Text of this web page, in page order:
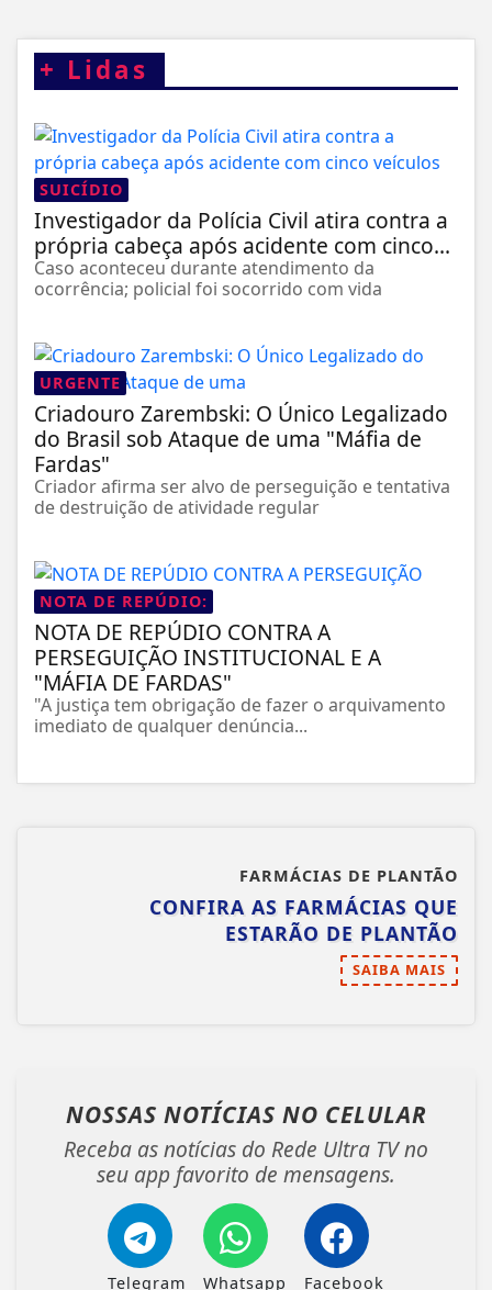
+ Lidas
SUICÍDIO
Investigador da Polícia Civil atira contra a
própria cabeça após acidente com cinco...
Caso aconteceu durante atendimento da
ocorrência; policial foi socorrido com vida
URGENTE
Criadouro Zarembski: O Único Legalizado
do Brasil sob Ataque de uma "Máfia de
Fardas"
Criador afirma ser alvo de perseguição e tentativa
de destruição de atividade regular
NOTA DE REPÚDIO:
NOTA DE REPÚDIO CONTRA A
PERSEGUIÇÃO INSTITUCIONAL E A
"MÁFIA DE FARDAS"
"A justiça tem obrigação de fazer o arquivamento
imediato de qualquer denúncia...
FARMÁCIAS DE PLANTÃO
CONFIRA AS FARMÁCIAS QUE
ESTARÃO DE PLANTÃO
SAIBA MAIS
NOSSAS NOTÍCIAS NO CELULAR
Receba as notícias do Rede Ultra TV no
seu app favorito de mensagens.
Telegram Whatsapp Facebook